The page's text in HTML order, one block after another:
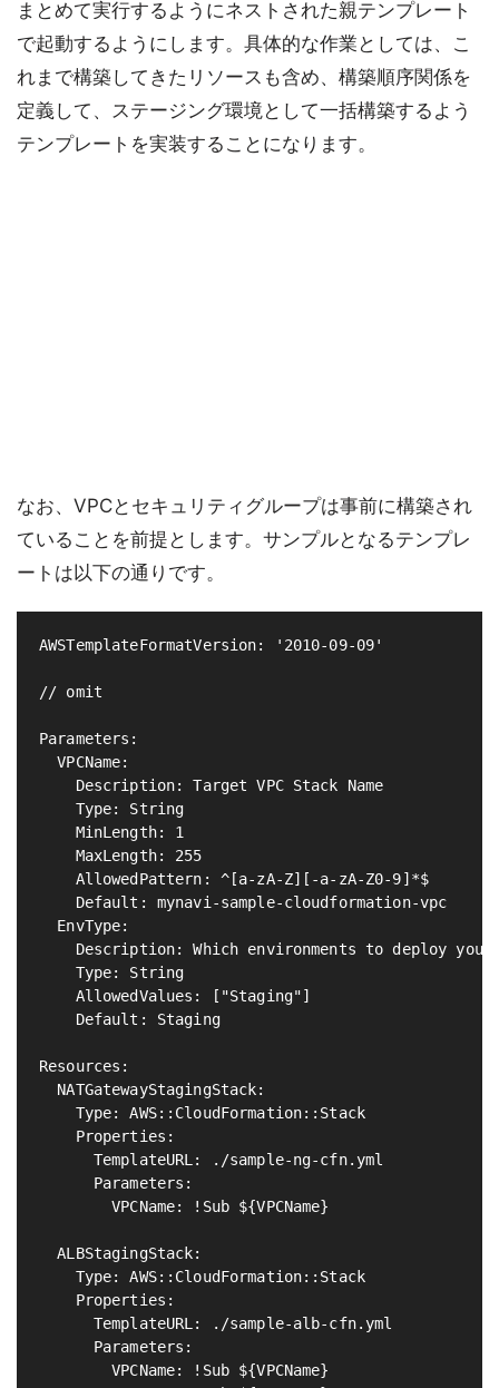
まとめて実行するようにネストされた親テンプレート
で起動するようにします。具体的な作業としては、こ
れまで構築してきたリソースも含め、構築順序関係を
定義して、ステージング環境として一括構築するよう
テンプレートを実装することになります。
なお、VPCとセキュリティグループは事前に構築され
ていることを前提とします。サンプルとなるテンプレ
ートは以下の通りです。
AWSTemplateFormatVersion: '2010-09-09'
// omit
Parameters:
  VPCName:
    Description: Target VPC Stack Name
    Type: String
    MinLength: 1
    MaxLength: 255
    AllowedPattern: ^[a-zA-Z][-a-zA-Z0-9]*$
    Default: mynavi-sample-cloudformation-vpc
  EnvType:
Description: Which environments to deploy your
    Type: String
    AllowedValues: ["Staging"]
    Default: Staging
Resources:
NATGatewayStagingStack:
    Type: AWS::CloudFormation::Stack
    Properties:
      TemplateURL: ./sample-ng-cfn.yml
      Parameters:
        VPCName: !Sub ${VPCName}
ALBStagingStack:
    Type: AWS::CloudFormation::Stack
    Properties:
      TemplateURL: ./sample-alb-cfn.yml
      Parameters:
        VPCName: !Sub ${VPCName}